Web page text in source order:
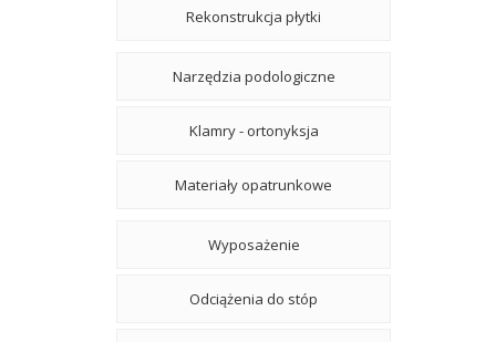
Rekonstrukcja płytki
Narzędzia podologiczne
Klamry - ortonyksja
Materiały opatrunkowe
Wyposażenie
Odciążenia do stóp